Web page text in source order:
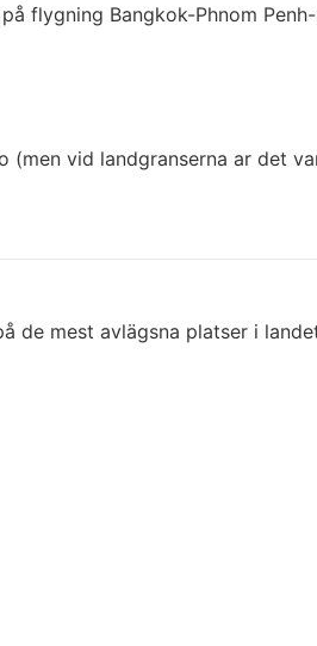
flygning Bangkok-Phnom
(men vid landgranserna ar det
mest avlägsna platser i